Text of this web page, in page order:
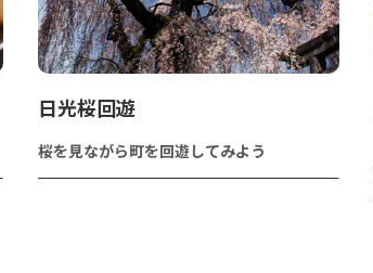
日光桜回遊
桜を見ながら町を回遊してみよう